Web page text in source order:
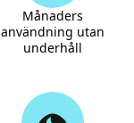
Månaders
användning utan
underhåll